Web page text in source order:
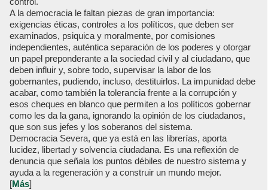
A la democracia le faltan piezas de gran importancia:
exigencias éticas, controles a los políticos, que deben ser
examinados, psiquica y moralmente, por comisiones
independientes, auténtica separación de los poderes y otorgar
un papel preponderante a la sociedad civil y al ciudadano, que
deben influir y, sobre todo, supervisar la labor de los
gobernantes, pudiendo, incluso, destituirlos. La impunidad debe
acabar, como también la tolerancia frente a la corrupción y
esos cheques en blanco que permiten a los políticos gobernar
como les da la gana, ignorando la opinión de los ciudadanos,
que son sus jefes y los soberanos del sistema.
Democracia Severa, que ya está en las librerías, aporta
lucidez, libertad y solvencia ciudadana. Es una reflexión de
denuncia que señala los puntos débiles de nuestro sistema y
ayuda a la regeneración y a construir un mundo mejor.
[Más]